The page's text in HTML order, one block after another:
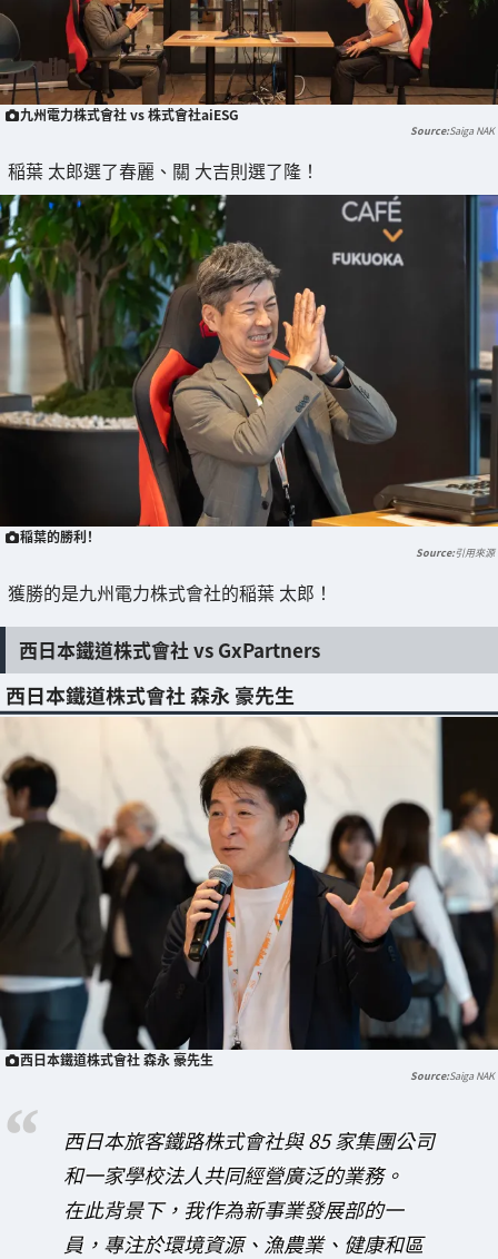
九州電力株式會社 vs 株式會社aiESG
Saiga NAK
稲葉 太郎選了春麗、關 大吉則選了隆！
稲葉的勝利！
引用來源
獲勝的是九州電力株式會社的稲葉 太郎！
西日本鐵道株式會社 vs GxPartners
西日本鐵道株式會社 森永 豪先生
西日本鐵道株式會社 森永 豪先生
Saiga NAK
西日本旅客鐵路株式會社與 85 家集團公司
和一家學校法人共同經營廣泛的業務。
在此背景下，我作為新事業發展部的一
員，專注於環境資源、漁農業、健康和區